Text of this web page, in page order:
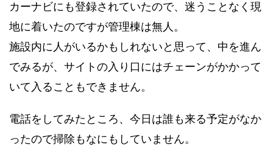
カーナビにも登録されていたので、迷うことなく現
地に着いたのですが管理棟は無人。
施設内に人がいるかもしれないと思って、中を進ん
でみるが、サイトの入り口にはチェーンがかかって
いて入ることもできません。
電話をしてみたところ、今日は誰も来る予定がなか
ったので掃除もなにもしていません。